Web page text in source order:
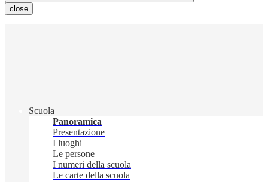
close
Scuola
Panoramica
Presentazione
I luoghi
Le persone
I numeri della scuola
Le carte della scuola